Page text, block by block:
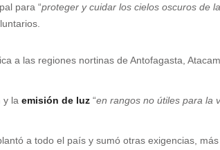
para “proteger y cuidar los cielos oscuros de
a las regiones nortinas de Antofagasta,
y la emisión de luz “en rangos no útiles para la
a todo el país y sumó otras exigencias,